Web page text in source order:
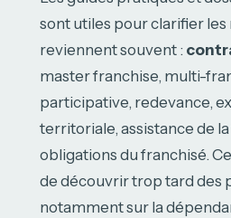
sont utiles pour clarifier les
reviennent souvent :
master franchise, multi-
participative, redevance,
territoriale, assistance de
obligations du franchisé.
de découvrir trop tard des
notamment sur la